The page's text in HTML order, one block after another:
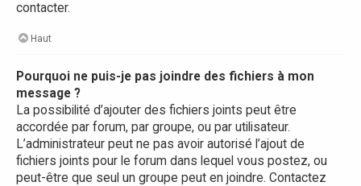
contacter.
Haut
Pourquoi ne puis-je pas joindre des fichiers à mon
message ?
La possibilité d’ajouter des fichiers joints peut être
accordée par forum, par groupe, ou par utilisateur.
L’administrateur peut ne pas avoir autorisé l’ajout de
fichiers joints pour le forum dans lequel vous postez, ou
peut-être que seul un groupe peut en joindre. Contactez